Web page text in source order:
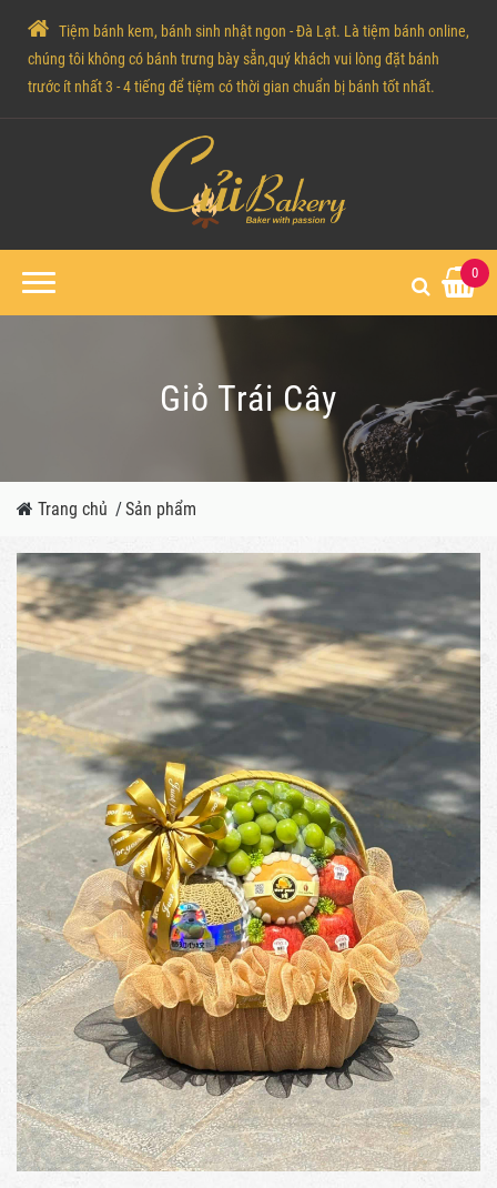
Tiệm bánh kem, bánh sinh nhật ngon - Đà Lạt. Là tiệm bánh online,
chúng tôi không có bánh trưng bày sẵn,quý khách vui lòng đặt bánh
trước ít nhất 3 - 4 tiếng để tiệm có thời gian chuẩn bị bánh tốt nhất.
0
Giỏ Trái Cây
Trang chủ /Sản phẩm